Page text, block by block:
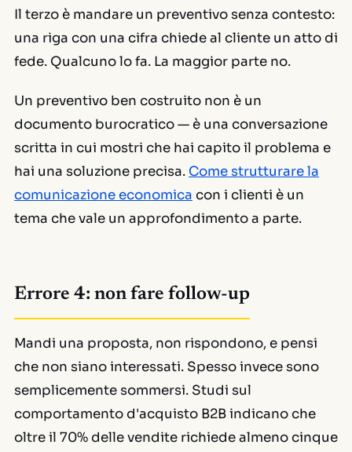
Il terzo è mandare un preventivo senza contesto:
una riga con una cifra chiede al cliente un atto di
fede. Qualcuno lo fa. La maggior parte no.
Un preventivo ben costruito non è un
documento burocratico — è una conversazione
scritta in cui mostri che hai capito il problema e
hai una soluzione precisa. Come strutturare la
comunicazione economica con i clienti è un
tema che vale un approfondimento a parte.
Errore 4: non fare follow-up
Mandi una proposta, non rispondono, e pensi
che non siano interessati. Spesso invece sono
semplicemente sommersi. Studi sul
comportamento d'acquisto B2B indicano che
oltre il 70% delle vendite richiede almeno cinque